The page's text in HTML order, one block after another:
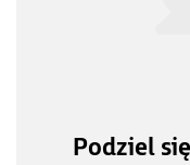
Podziel